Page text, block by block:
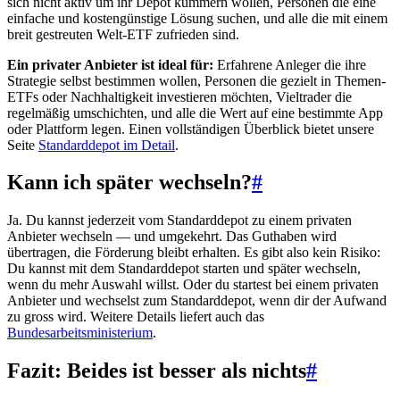
einfache und kostengünstige Lösung suchen, und alle die mit einem
breit gestreuten Welt-ETF zufrieden sind.
Ein privater Anbieter ist ideal für: Erfahrene Anleger die ihre
Strategie selbst bestimmen wollen, Personen die gezielt in Themen-
ETFs oder Nachhaltigkeit investieren möchten, Vieltrader die
regelmäßig umschichten, und alle die Wert auf eine bestimmte App
oder Plattform legen. Einen vollständigen Überblick bietet unsere
Seite Standarddepot im Detail.
Kann ich später wechseln?#
Ja. Du kannst jederzeit vom Standarddepot zu einem privaten
Anbieter wechseln — und umgekehrt. Das Guthaben wird
übertragen, die Förderung bleibt erhalten. Es gibt also kein Risiko:
Du kannst mit dem Standarddepot starten und später wechseln,
wenn du mehr Auswahl willst. Oder du startest bei einem privaten
Anbieter und wechselst zum Standarddepot, wenn dir der Aufwand
zu gross wird. Weitere Details liefert auch das
Bundesarbeitsministerium.
Fazit: Beides ist besser als nichts#